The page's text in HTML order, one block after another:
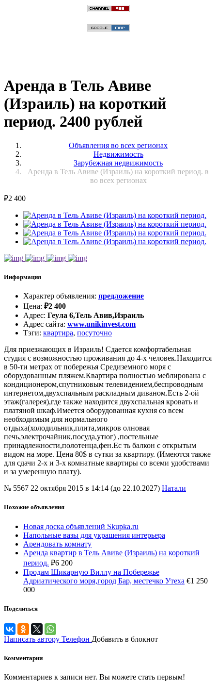
Аренда в Тель Авиве
(Израиль) на короткий
период. 2400 рублей
Объявления во всех регионах
Недвижимость
Зарубежная недвижимость
Аренда в Тель Авиве (Израиль) на короткий период. в
во всех регионах
₽2 400
Информация
Характер объявления: предложение
Цена: ₽2 400
Адрес: Геула 6,Тель Авив,Израиль
Адрес сайта: www.unikinvest.com
Тэги: квартира, посуточно
Для приезжающих в Израиль! Сдается комфортабельная
студия с возможностью проживания до 4-х человек.Находится
в 50-ти метрах от побережья Средиземного моря с
оборудованным пляжем.Квартира полностью меблирована с
кондиционером,спутниковым телевидением,беспроводным
интернетом,двухспальным раскладным диваном.Есть 2-ой
этаж(галерея),где также находится двухспальная кровать и
платяной шкаф.Имеется оборудованная кухня со всем
необходимым для нормального
отдыха(холодильник,плита,микров олновая
печь,электрочайник,посуда,утюг) ,постельные
принадлежности,полотенца,фен.Ес ть балкон с открытым
видом на море. Цена 80$ в сутки за квартиру. (Имеются также
для сдачи 2-х и 3-х комнатные квартиры со всеми удобствами
и за умеренную плату).
№ 5567 22 октября 2015 в 14:14 (до 22.10.2027) Натали
Похожие объявления
Новая доска объявлений Skupka.ru
Напольные вазы для украшения интерьера
Арендовать комнату
Аренда квартир в Тель Авиве (Израиль) на короткий
период. ₽6 200
Продам Шикарную Виллу на Побережье
Адриатического моря,город Бар, местечко Утеха €1 250
000
Поделиться
Написать автору Телефон Добавить в блокнот
Комментарии
Комментариев к записи нет. Вы можете стать первым!